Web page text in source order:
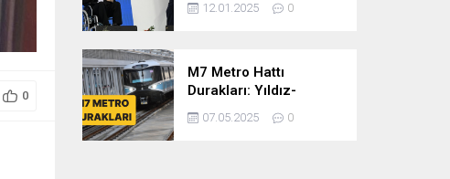
0
dönem
12.01.2025 0
M7 Metro Hattı
Durakları: Yıldız-
Mahmutbey Metro Hattı
Güzergahı ve Sefer
07.05.2025 0